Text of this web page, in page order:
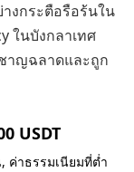
งกระตือรือร้นใน
ในบังกลาเทศ
าญฉลาดและถูก
USDT
ค่าธรรมเนียมที่ต่ำ